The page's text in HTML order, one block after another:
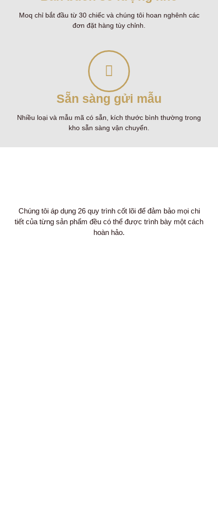
Moq chỉ bắt đầu từ 30 chiếc và chúng tôi hoan nghênh các
đơn đặt hàng tùy chỉnh.
Sẵn sàng gửi mẫu
Nhiều loại và mẫu mã có sẵn, kích thước bình thường trong
kho sẵn sàng vận chuyển.
Chúng tôi áp dụng 26 quy trình cốt lõi để đảm bảo mọi chi
tiết của từng sản phẩm đều có thể được trình bày một cách
hoàn hảo.